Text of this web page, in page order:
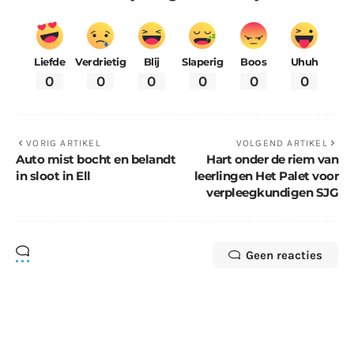
Liefde
0
Verdrietig
0
Blij
0
Slaperig
0
Boos
0
Uhuh
0
VORIG ARTIKEL
Auto mist bocht en belandt
in sloot in Ell
VOLGEND ARTIKEL
Hart onder de riem van
leerlingen Het Palet voor
verpleegkundigen SJG
Geen reacties